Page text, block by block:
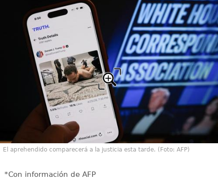
El aprehendido comparecerá a la justicia esta tarde. (Foto: AFP)
*Con información de AFP